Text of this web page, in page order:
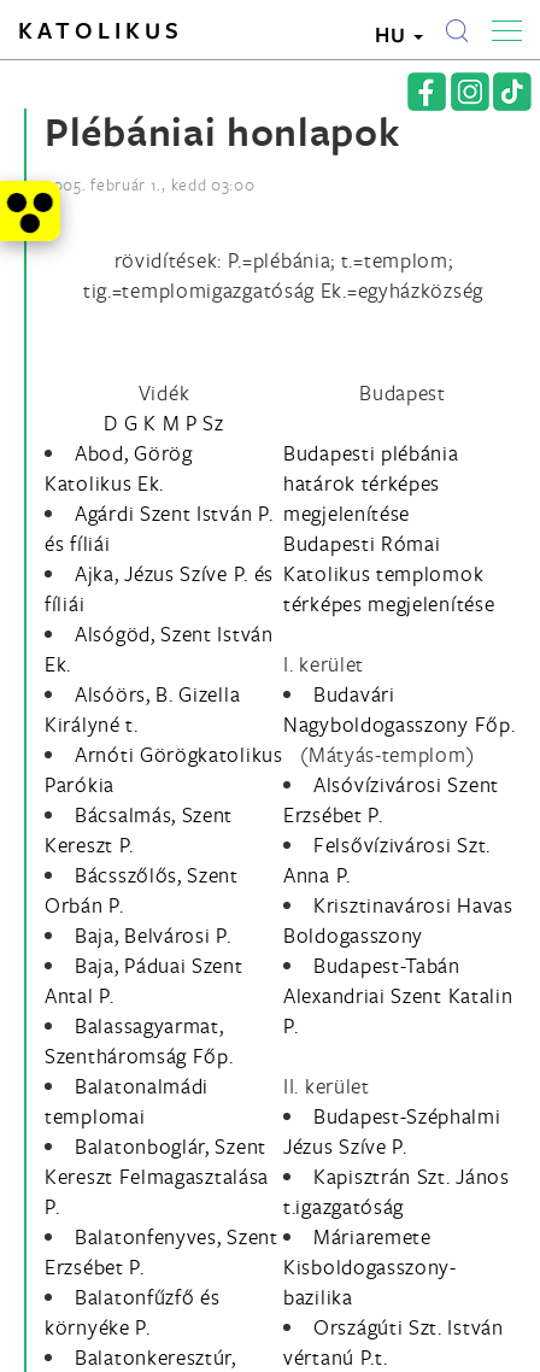
KATOLIKUS HU
Plébániai honlapok
2005. február 1., kedd 03:00
rövidítések: P.=plébánia; t.=templom;
tig.=templomigazgatóság Ek.=egyházközség
Vidék
D G K M P Sz
Abod, Görög
Katolikus Ek.
Agárdi Szent István P.
és fíliái
Ajka, Jézus Szíve P. és
fíliái
Alsógöd, Szent István
Ek.
Alsóörs, B. Gizella
Királyné t.
Arnóti Görögkatolikus
Parókia
Bácsalmás, Szent
Kereszt P.
Bácsszőlős, Szent
Orbán P.
Baja, Belvárosi P.
Baja, Páduai Szent
Antal P.
Balassagyarmat,
Szentháromság Főp.
Balatonalmádi
templomai
Balatonboglár, Szent
Kereszt Felmagasztalása
P.
Balatonfenyves, Szent
Erzsébet P.
Balatonfűzfő és
környéke P.
Balatonkeresztúr,
Budapest
Budapesti plébánia
határok térképes
megjelenítése
Budapesti Római
Katolikus templomok
térképes megjelenítése
I. kerület
Budavári
Nagyboldogasszony Főp.
(Mátyás-templom)
Alsóvízivárosi Szent
Erzsébet P.
Felsővízivárosi Szt.
Anna P.
Krisztinavárosi Havas
Boldogasszony
Budapest-Tabán
Alexandriai Szent Katalin
P.
II. kerület
Budapest-Széphalmi
Jézus Szíve P.
Kapisztrán Szt. János
t.igazgatóság
Máriaremete
Kisboldogasszony-
bazilika
Országúti Szt. István
vértanú P.t.